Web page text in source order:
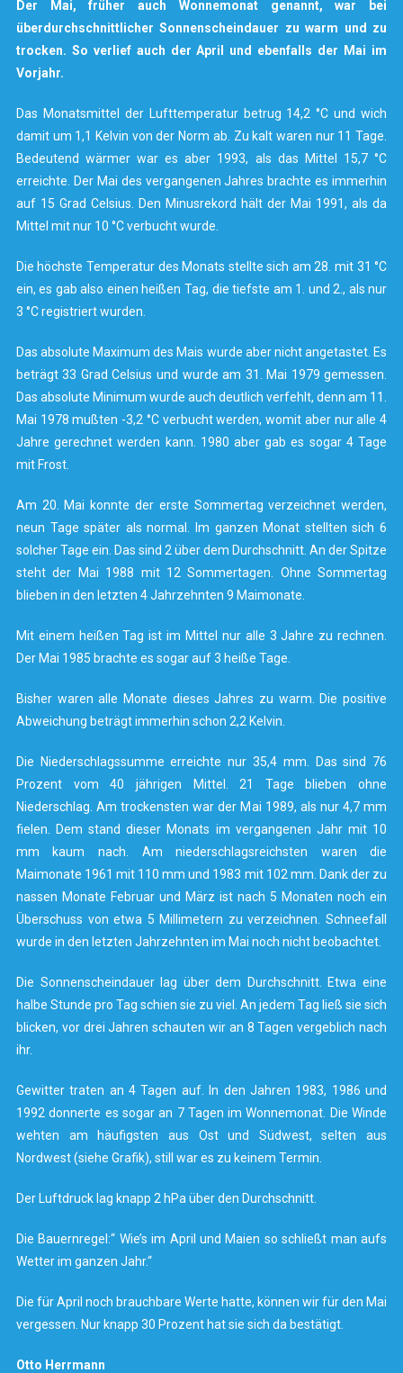
Der Mai, früher auch Wonnemonat genannt, war bei
überdurchschnittlicher Sonnenscheindauer zu warm und zu
trocken. So verlief auch der April und ebenfalls der Mai im
Vorjahr.
Das Monatsmittel der Lufttemperatur betrug 14,2 °C und wich
damit um 1,1 Kelvin von der Norm ab. Zu kalt waren nur 11 Tage.
Bedeutend wärmer war es aber 1993, als das Mittel 15,7 °C
erreichte. Der Mai des vergangenen Jahres brachte es immerhin
auf 15 Grad Celsius. Den Minusrekord hält der Mai 1991, als da
Mittel mit nur 10 °C verbucht wurde.
Die höchste Temperatur des Monats stellte sich am 28. mit 31 °C
ein, es gab also einen heißen Tag, die tiefste am 1. und 2., als nur
3 °C registriert wurden.
Das absolute Maximum des Mais wurde aber nicht angetastet. Es
beträgt 33 Grad Celsius und wurde am 31. Mai 1979 gemessen.
Das absolute Minimum wurde auch deutlich verfehlt, denn am 11.
Mai 1978 mußten -3,2 °C verbucht werden, womit aber nur alle 4
Jahre gerechnet werden kann. 1980 aber gab es sogar 4 Tage
mit Frost.
Am 20. Mai konnte der erste Sommertag verzeichnet werden,
neun Tage später als normal. Im ganzen Monat stellten sich 6
solcher Tage ein. Das sind 2 über dem Durchschnitt. An der Spitze
steht der Mai 1988 mit 12 Sommertagen. Ohne Sommertag
blieben in den letzten 4 Jahrzehnten 9 Maimonate.
Mit einem heißen Tag ist im Mittel nur alle 3 Jahre zu rechnen.
Der Mai 1985 brachte es sogar auf 3 heiße Tage.
Bisher waren alle Monate dieses Jahres zu warm. Die positive
Abweichung beträgt immerhin schon 2,2 Kelvin.
Die Niederschlagssumme erreichte nur 35,4 mm. Das sind 76
Prozent vom 40 jährigen Mittel. 21 Tage blieben ohne
Niederschlag. Am trockensten war der Mai 1989, als nur 4,7 mm
fielen. Dem stand dieser Monats im vergangenen Jahr mit 10
mm kaum nach. Am niederschlagsreichsten waren die
Maimonate 1961 mit 110 mm und 1983 mit 102 mm. Dank der zu
nassen Monate Februar und März ist nach 5 Monaten noch ein
Überschuss von etwa 5 Millimetern zu verzeichnen. Schneefall
wurde in den letzten Jahrzehnten im Mai noch nicht beobachtet.
Die Sonnenscheindauer lag über dem Durchschnitt. Etwa eine
halbe Stunde pro Tag schien sie zu viel. An jedem Tag ließ sie sich
blicken, vor drei Jahren schauten wir an 8 Tagen vergeblich nach
ihr.
Gewitter traten an 4 Tagen auf. In den Jahren 1983, 1986 und
1992 donnerte es sogar an 7 Tagen im Wonnemonat. Die Winde
wehten am häufigsten aus Ost und Südwest, selten aus
Nordwest (siehe Grafik), still war es zu keinem Termin.
Der Luftdruck lag knapp 2 hPa über den Durchschnitt.
Die Bauernregel:“ Wie’s im April und Maien so schließt man aufs
Wetter im ganzen Jahr.“
Die für April noch brauchbare Werte hatte, können wir für den Mai
vergessen. Nur knapp 30 Prozent hat sie sich da bestätigt.
Otto Herrmann